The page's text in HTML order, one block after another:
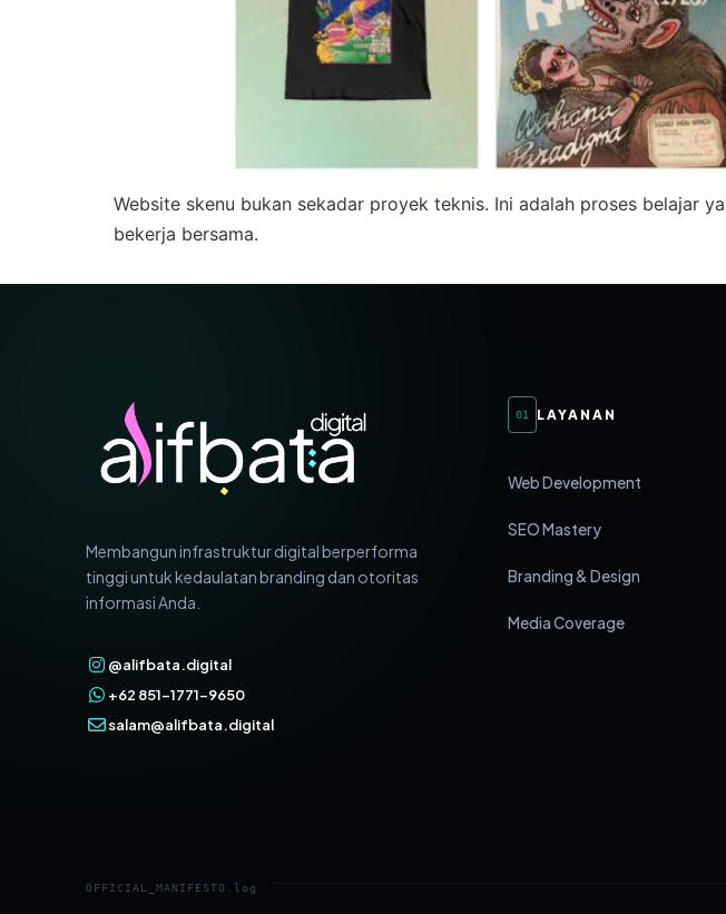
Website skenu bukan sekadar proyek teknis. Ini adalah proses belajar
bekerja bersama.
Membangun infrastruktur digital berperforma
tinggi untuk kedaulatan branding dan otoritas
informasi Anda.
@alifbata.digital
+62 851-1771-9650
salam@alifbata.digital
01 LAYANAN
Web Development
SEO Mastery
Branding & Design
Media Coverage
OFFICIAL_MANIFESTO.log